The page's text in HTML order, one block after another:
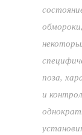
поза,
и